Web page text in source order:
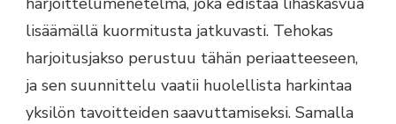
lisäämällä kuormitusta jatkuvasti. Tehokas
harjoitusjakso perustuu tähän periaatteeseen,
ja sen suunnittelu vaatii huolellista harkintaa
yksilön tavoitteiden saavuttamiseksi. Samalla